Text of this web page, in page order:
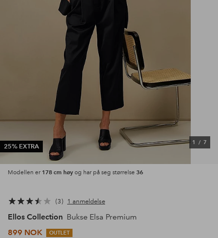
25% EXTRA
1 / 7
Modellen er 178 cm høy og har på seg størrelse 36
3 1 anmeldelse
Ellos Collection Bukse Elsa Premium
899 NOK
OUTLET